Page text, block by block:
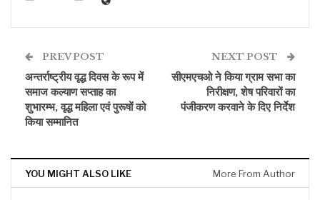
PREV POST
अन्तर्राष्ट्रीय वृद्ध दिवस के रूप में
समाज कल्याण सप्ताह का
शुभारम्भ, वृद्ध महिला एवं पुरूषों को
किया सम्मानित
NEXT POST
सीएमएचओ ने किया ग्राम सभा का
निरीक्षण, शेष परिवारों का
पंजीकरण करवाने के दिए निर्देश
YOU MIGHT ALSO LIKE More From Author